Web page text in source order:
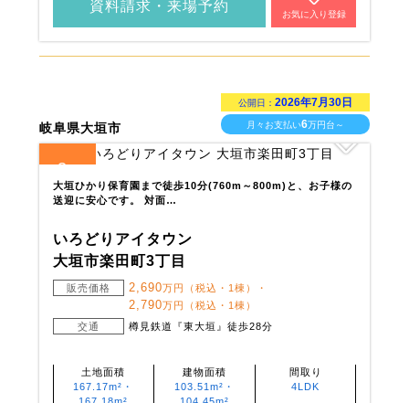
資料請求・来場予約
お気に入り登録
岐阜県大垣市
公開日：2026年7月30日
月々お支払い6万円台～
3
大垣ひかり保育園まで徒歩10分(760m～800m)と、お子様の
送迎に安心です。 対面…
いろどりアイタウン
大垣市楽田町3丁目
販売価格 2,690万円（税込・1棟）・
2,790万円（税込・1棟）
交通
樽見鉄道『東大垣』徒歩28分
土地面積
167.17m²・
建物面積
103.51m²・
間取り
4LDK